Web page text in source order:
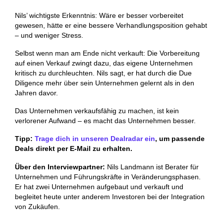
Nils’ wichtigste Erkenntnis: Wäre er besser vorbereitet
gewesen, hätte er eine bessere Verhandlungsposition gehabt
– und weniger Stress.
Selbst wenn man am Ende nicht verkauft: Die Vorbereitung
auf einen Verkauf zwingt dazu, das eigene Unternehmen
kritisch zu durchleuchten. Nils sagt, er hat durch die Due
Diligence mehr über sein Unternehmen gelernt als in den
Jahren davor.
Das Unternehmen verkaufsfähig zu machen, ist kein
verlorener Aufwand – es macht das Unternehmen besser.
Tipp: Trage dich in unseren Dealradar ein, um passende
Deals direkt per E-Mail zu erhalten.
Über den Interviewpartner: Nils Landmann ist Berater für
Unternehmen und Führungskräfte in Veränderungsphasen.
Er hat zwei Unternehmen aufgebaut und verkauft und
begleitet heute unter anderem Investoren bei der Integration
von Zukäufen.